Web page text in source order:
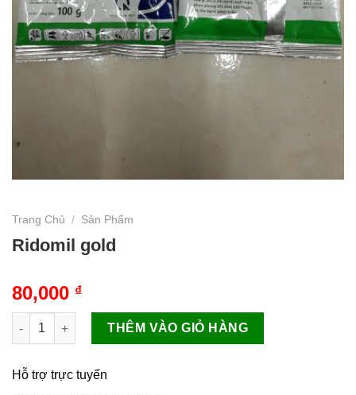
Trang Chủ / Sản Phẩm
Ridomil gold
80,000 ₫
Ridomil gold số lượng
THÊM VÀO GIỎ HÀNG
Hỗ trợ trực tuyến